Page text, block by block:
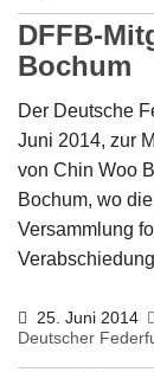
DFFB-
Bochum
Der Deutsche
Juni 2014, zur
von Chin Woo
Bochum, wo
Versammlung
25. Juni 2014
Deutscher